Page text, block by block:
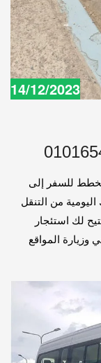
14/12/2023
01016549043 إذا كنت تخطط للسفر إلى
من التنقل
لك استئجار
وزيارة المواقع